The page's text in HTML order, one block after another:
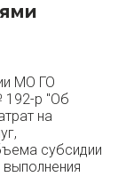
МО ГО
192-р "Об
на
субсидии